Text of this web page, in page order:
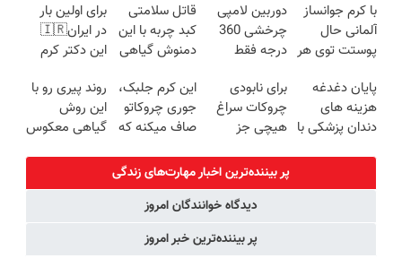
360°و سازگار با
اندروید و ios
20سال جوون
شدی🔥
با کرم جوانساز
آلمانی حال
پوستت توی هر
خوبه۴۵٪تخفیف
دوربین لامپی
چرخشی 360
درجه فقط
🔥 پرداخت
درب منزل
قاتل سلامتی
کبد چربه با این
دمنوش گیاهی
برای اولین بار
در ایران🇮🇷
این دکتر کرم
روزه ساخت!
پایان دغدغه
هزینه های
دندان پزشکی با
برای نابودی
چروکات سراغ
هیچی جز
نرو(تخفیف40%)
این کرم جلبک،
جوری چروکاتو
صاف میکنه که
کردی!(تخفیف
ویژه)
روند پیری رو با
این روش
گیاهی معکوس
پر بیننده‌ترین اخبار مهارت‌های زندگی
دیدگاه خوانندگان امروز
پر بیننده‌ترین خبر امروز